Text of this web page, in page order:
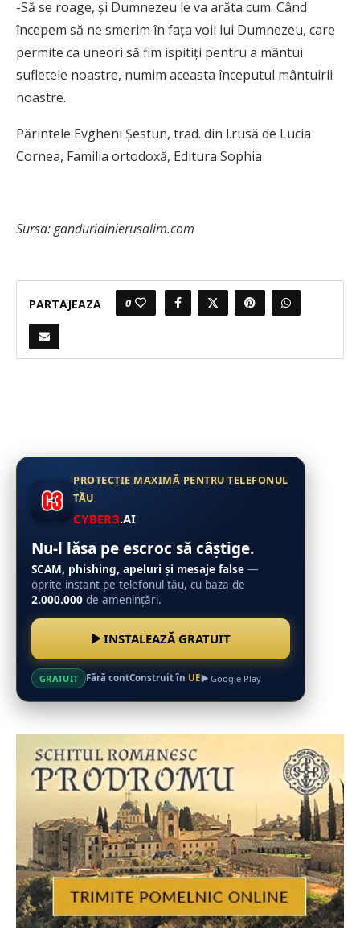
-Să se roage, și Dumnezeu le va arăta cum. Când
începem să ne smerim în fața voii lui Dumnezeu, care
permite ca uneori să fim ispitiți pentru a mântui
sufletele noastre, numim aceasta începutul mântuirii
noastre.
Părintele Evgheni Șestun, trad. din l.rusă de Lucia
Cornea, Familia ortodoxă, Editura Sophia
Sursa: ganduridinierusalim.com
PARTAJEAZA 0
PROTECȚIE MAXIMĂ PENTRU TELEFONUL
TĂU
CYBER3.AI
Nu-l lăsa pe escroc să câștige.
SCAM, phishing, apeluri și mesaje false —
oprite instant pe telefonul tău, cu baza de
2.000.000 de amenințări.
INSTALEAZĂ GRATUIT
GRATUIT Fără contConstruit în UE Google Play